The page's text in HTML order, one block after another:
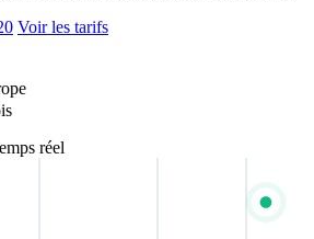
Voir les tarifs
réel